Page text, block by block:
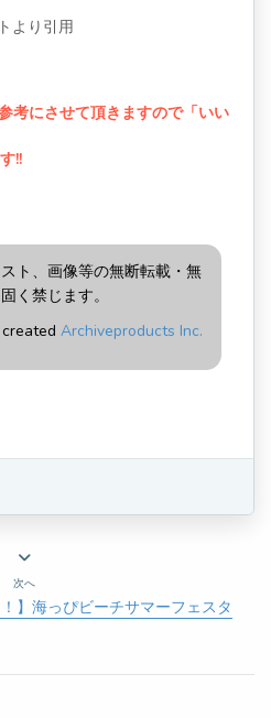
より引用
考にさせて頂きますので「いい
!!
ト、画像等の無断転載・無
く禁じます。
Archiveproducts Inc.
次へ
】海っぴビーチサマーフェスタ